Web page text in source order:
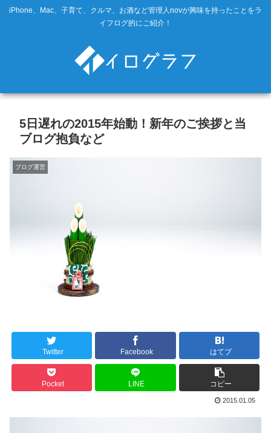
iPhone、Mac、子育て、クルマ、お酒など管理人novが興味を持ったことをラ
イフログ的にご紹介！
5日遅れの2015年始動！新年のご挨拶と当
ブログ抱負など
ブログ運営
Twitter Facebook はてブ
Pocket LINE コピー
2015.01.05